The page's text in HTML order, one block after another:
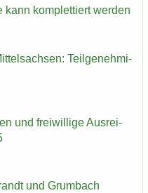
kann kom­plet­tiert wer­den
Teil­ge­neh­mi­
und frei­wil­li­ge Aus­rei­
und Grum­bach